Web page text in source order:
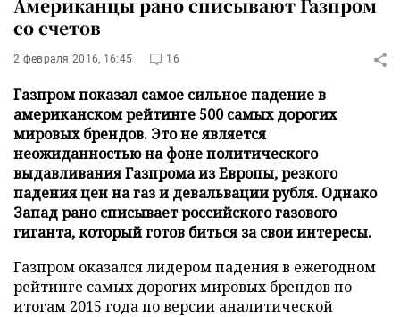
Американцы рано списывают Газпром
со счетов
2 февраля 2016, 16:45 16
Газпром показал самое сильное падение в
американском рейтинге 500 самых дорогих
мировых брендов. Это не является
неожиданностью на фоне политического
выдавливания Газпрома из Европы, резкого
падения цен на газ и девальвации рубля. Однако
Запад рано списывает российского газового
гиганта, который готов биться за свои интересы.
Газпром оказался лидером падения в ежегодном
рейтинге самых дорогих мировых брендов по
итогам 2015 года по версии аналитической